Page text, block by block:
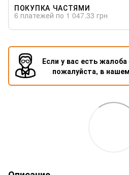
ПОКУПКА ЧАСТЯМИ
6 платежей по 1 047.33 грн
Если у вас есть жалоба
пожалуйста, в нашем